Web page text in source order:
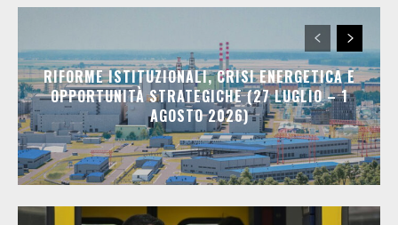
RIFORME ISTITUZIONALI, CRISI ENERGETICA E
OPPORTUNITÀ STRATEGICHE (27 LUGLIO – 1
AGOSTO 2026)